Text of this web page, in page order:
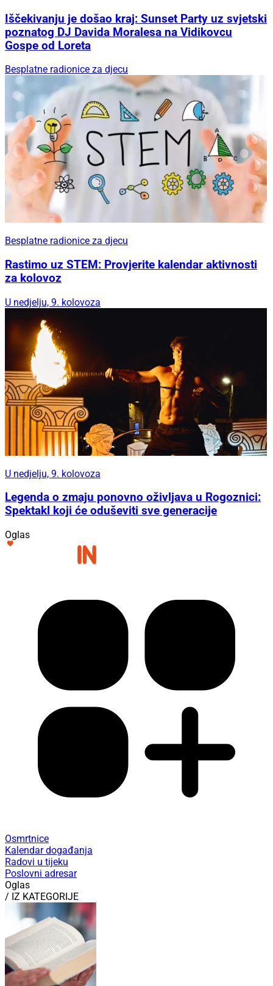
Iščekivanju je došao kraj: Sunset Party uz svjetski
poznatog DJ Davida Moralesa na Vidikovcu
Gospe od Loreta
Besplatne radionice za djecu
Besplatne radionice za djecu
Rastimo uz STEM: Provjerite kalendar aktivnosti
za kolovoz
U nedjelju, 9. kolovoza
U nedjelju, 9. kolovoza
Legenda o zmaju ponovno oživljava u Rogoznici:
Spektakl koji će oduševiti sve generacije
Oglas
Osmrtnice
Kalendar događanja
Radovi u tijeku
Poslovni adresar
Oglas
/ IZ KATEGORIJE